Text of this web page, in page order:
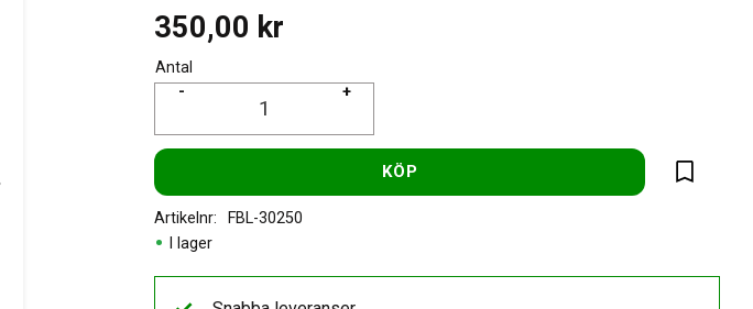
350,00 kr
Antal
+
-
KÖP
Lägg till
I lager
Artikelnr FBL-30250